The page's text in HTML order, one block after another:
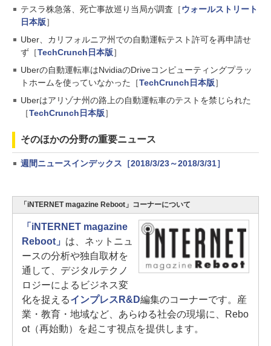
テスラ株急落、死亡事故巡り当局が調査［ウォールストリート
日本版］
Uber、カリフォルニア州での自動運転テスト許可を再申請せ
ず［TechCrunch日本版］
Uberの自動運転車はNvidiaのDriveコンピューティングプラッ
トホームを使っていなかった［TechCrunch日本版］
Uberはアリゾナ州の路上の自動運転車のテストを禁じられた
［TechCrunch日本版］
そのほかの分野の重要ニュース
週間ニュースインデックス［2018/3/23～2018/3/31］
「iNTERNET magazine Reboot」コーナーについて
「iNTERNET magazine
Reboot」 は、ネットニュ
ースの分析や独自取材を
通して、デジタルテクノ
ロジーによるビジネス変
化を捉えるインプレスR&D編集のコーナーです。産
業・教育・地域など、あらゆる社会の現場に、Rebo
ot（再始動）を起こす視点を提供します。